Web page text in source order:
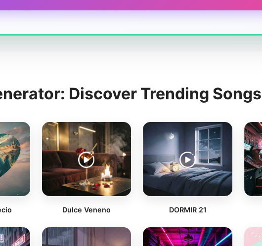
Discover Trending Songs
Dulce Veneno DORMIR 21